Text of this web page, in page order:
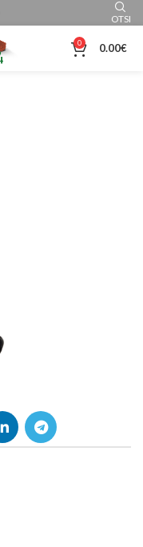
OTSI
0 0.00€